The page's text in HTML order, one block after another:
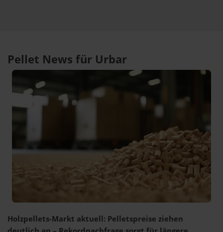
Pellet News für Urbar
Holzpellets-Markt aktuell: Pelletspreise ziehen